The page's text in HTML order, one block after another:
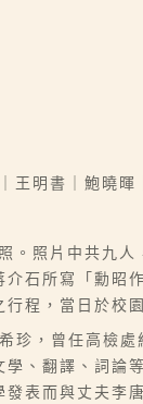
王明書｜鮑曉
。照片中共九
石所寫「勳
程，當日於校
，曾任高檢
、翻譯、詞論
表而與丈夫李